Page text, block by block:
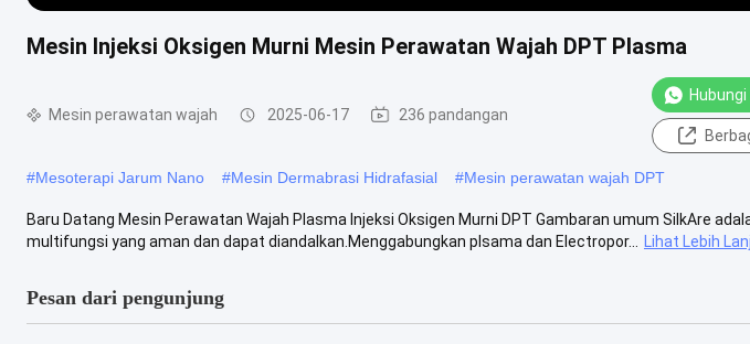
Mesin Injeksi Oksigen Murni Mesin Perawatan Wajah DPT Plasma
Mesin perawatan wajah 2025-06-17 236 pandangan
#Mesoterapi Jarum Nano #Mesin Dermabrasi Hidrafasial #Mesin perawatan wajah DPT
Baru Datang Mesin Perawatan Wajah Plasma Injeksi Oksigen Murni DPT Gambaran umum SilkAre
multifungsi yang aman dan dapat diandalkan.Menggabungkan plsama dan Electropor...
Lihat Lebih
Pesan dari pengunjung